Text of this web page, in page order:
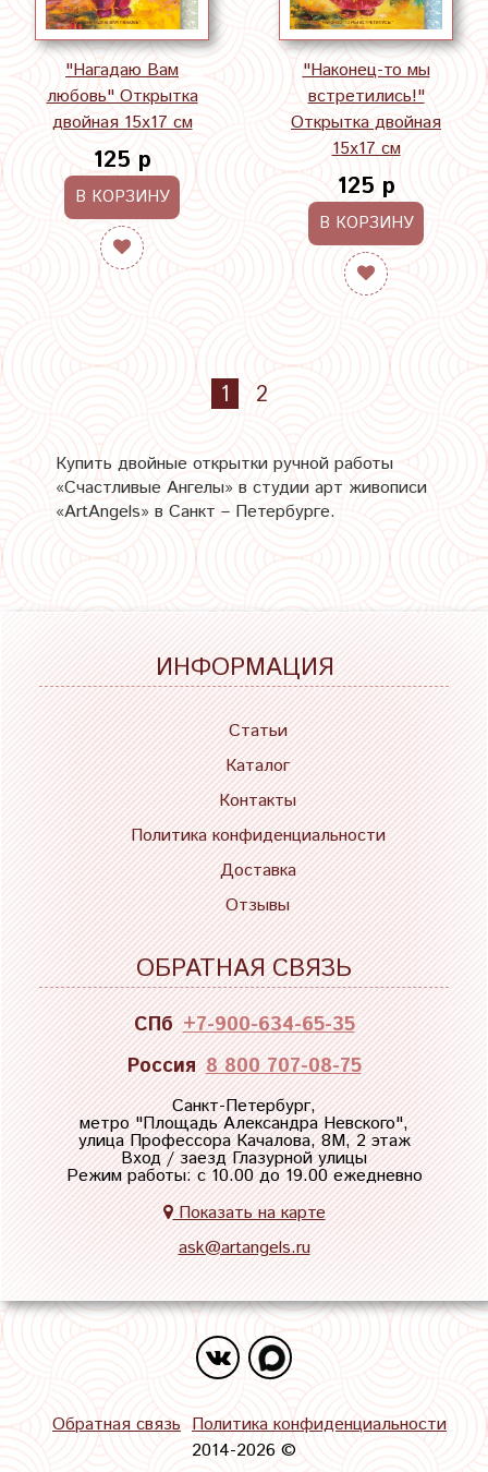
"Нагадаю Вам
любовь" Открытка
двойная 15х17 см
125 р
В КОРЗИНУ
"Наконец-то мы
встретились!"
Открытка двойная
15х17 см
125 р
В КОРЗИНУ
1 2
Купить двойные открытки ручной работы
«Счастливые Ангелы» в студии арт живописи
«ArtAngels» в Санкт – Петербурге.
ИНФОРМАЦИЯ
Статьи
Каталог
Контакты
Политика конфиденциальности
Доставка
Отзывы
ОБРАТНАЯ СВЯЗЬ
СПб +7-900-634-65-35
Россия 8 800 707-08-75
Санкт-Петербург,
метро "Площадь Александра Невского",
улица Профессора Качалова, 8М, 2 этаж
Вход / заезд Глазурной улицы
Режим работы: с 10.00 до 19.00 ежедневно
Показать на карте
ask@artangels.ru
Обратная связь Политика конфиденциальности
2014-2026 ©